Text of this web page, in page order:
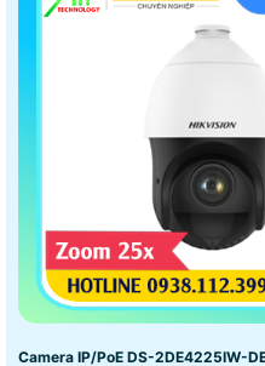
Camera IP/PoE DS-2DE4225IW-